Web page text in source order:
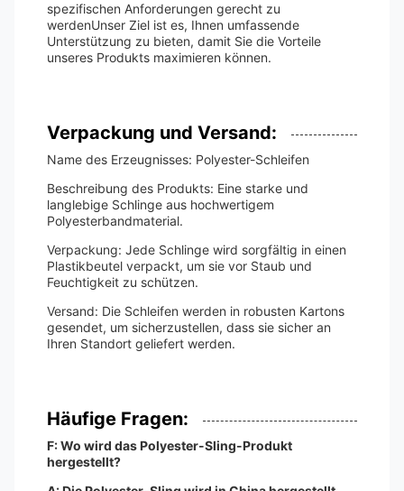
spezifischen Anforderungen gerecht zu
werdenUnser Ziel ist es, Ihnen umfassende
Unterstützung zu bieten, damit Sie die Vorteile
unseres Produkts maximieren können.
Verpackung und Versand:
Name des Erzeugnisses: Polyester-Schleifen
Beschreibung des Produkts: Eine starke und
langlebige Schlinge aus hochwertigem
Polyesterbandmaterial.
Verpackung: Jede Schlinge wird sorgfältig in einen
Plastikbeutel verpackt, um sie vor Staub und
Feuchtigkeit zu schützen.
Versand: Die Schleifen werden in robusten Kartons
gesendet, um sicherzustellen, dass sie sicher an
Ihren Standort geliefert werden.
Häufige Fragen:
F: Wo wird das Polyester-Sling-Produkt
hergestellt?